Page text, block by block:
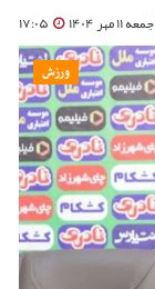
جمعه 11 مهر 1404 17:05
ورزش